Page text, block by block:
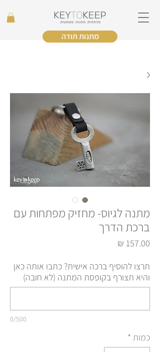
מתנות תודה
מתנה לגיוס- מחזיק מפתחות עם
ברכת הדרך
תרצו להוסיף ברכה אישית? כתבו אותה כאן
והיא תצורף בקופסת המתנה (לא חובה)
0/500
כמות *